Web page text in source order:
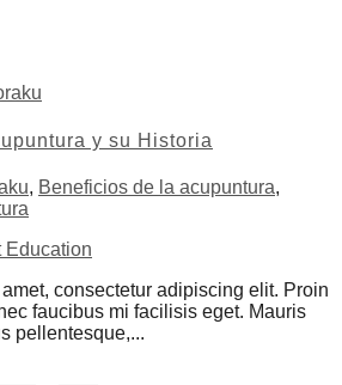
y su Historia
, Beneficios de la acupuntura,
Education
consectetur adipiscing elit. Proin
faucibus mi facilisis eget. Mauris
pellentesque,...